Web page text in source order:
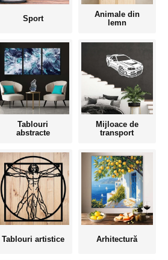
Sport
Animale din
lemn
Tablouri
abstracte
Mijloace de
transport
Tablouri artistice Arhitectură